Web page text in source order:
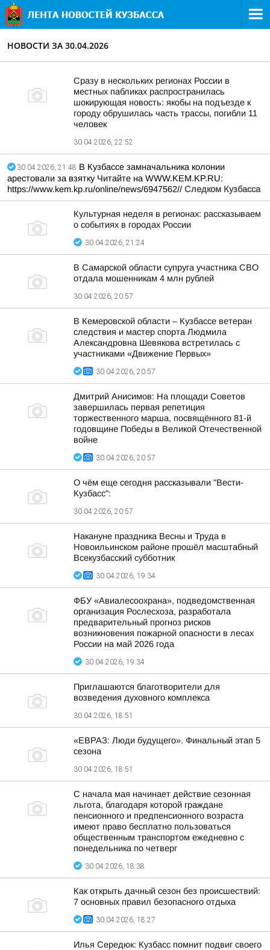
НОВОСТИ ЗА 30.04.2026
Сразу в нескольких регионах России в
местных пабликах распространилась
шокирующая новость: якобы на подъезде к
городу обрушилась часть трассы, погибли 11
человек
30.04.2026, 22:52
30.04.2026, 21:48 В Кузбассе замначальника колонии
арестовали за взятку Читайте на WWW.KEM.KP.RU:
https://www.kem.kp.ru/online/news/6947562// Следком Кузбасса
Культурная неделя в регионах: рассказываем
о событиях в городах России
30.04.2026, 21:24
В Самарской области супруга участника СВО
отдала мошенникам 4 млн рублей
30.04.2026, 20:57
В Кемеровской области – Кузбассе ветеран
следствия и мастер спорта Людмила
Александровна Шевякова встретилась с
участниками «Движение Первых»
30.04.2026, 20:57
Дмитрий Анисимов: На площади Советов
завершилась первая репетиция
торжественного марша, посвящённого 81-й
годовщине Победы в Великой Отечественной
войне
30.04.2026, 20:57
О чём еще сегодня рассказывали "Вести-
Кузбасс":
30.04.2026, 20:57
Накануне праздника Весны и Труда в
Новоильинском районе прошёл масштабный
Всекузбасский субботник
30.04.2026, 19:34
ФБУ «Авиалесоохрана», подведомственная
организация Рослесхоза, разработала
предварительный прогноз рисков
возникновения пожарной опасности в лесах
России на май 2026 года
30.04.2026, 19:34
Приглашаются благотворители для
возведения духовного комплекса
30.04.2026, 18:51
«ЕВРАЗ: Люди будущего». Финальный этап 5
сезона
30.04.2026, 18:51
С начала мая начинает действие сезонная
льгота, благодаря которой граждане
пенсионного и предпенсионного возраста
имеют право бесплатно пользоваться
общественным транспортом ежедневно с
понедельника по четверг
30.04.2026, 18:38
Как открыть дачный сезон без происшествий:
7 основных правил безопасного отдыха
30.04.2026, 18:27
Илья Середюк: Кузбасс помнит подвиг своего